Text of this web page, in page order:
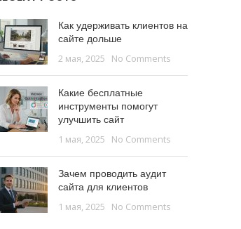
Как удерживать клиентов на
сайте дольше
2 мая, 2025 No Comments
Какие бесплатные
инструменты помогут
улучшить сайт
1 мая, 2025 No Comments
Зачем проводить аудит
сайта для клиентов
1 мая, 2025 No Comments